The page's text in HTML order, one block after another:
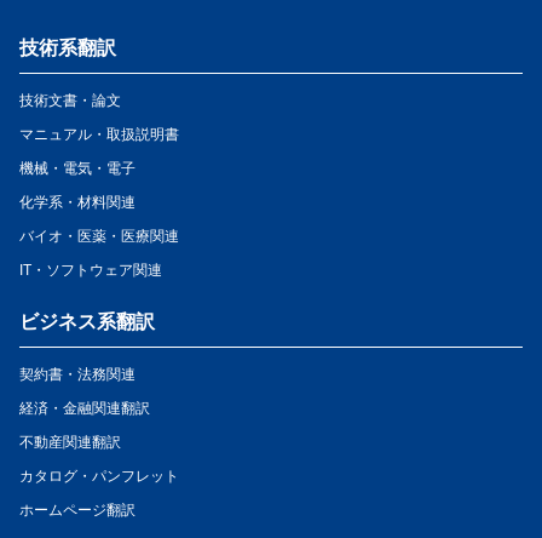
技術系翻訳
技術文書・論文
マニュアル・取扱説明書
機械・電気・電子
化学系・材料関連
バイオ・医薬・医療関連
IT・ソフトウェア関連
ビジネス系翻訳
契約書・法務関連
経済・金融関連翻訳
不動産関連翻訳
カタログ・パンフレット
ホームページ翻訳